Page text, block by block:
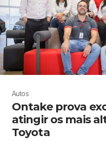
Autos
Ontake prova
atingir os mais
Toyota